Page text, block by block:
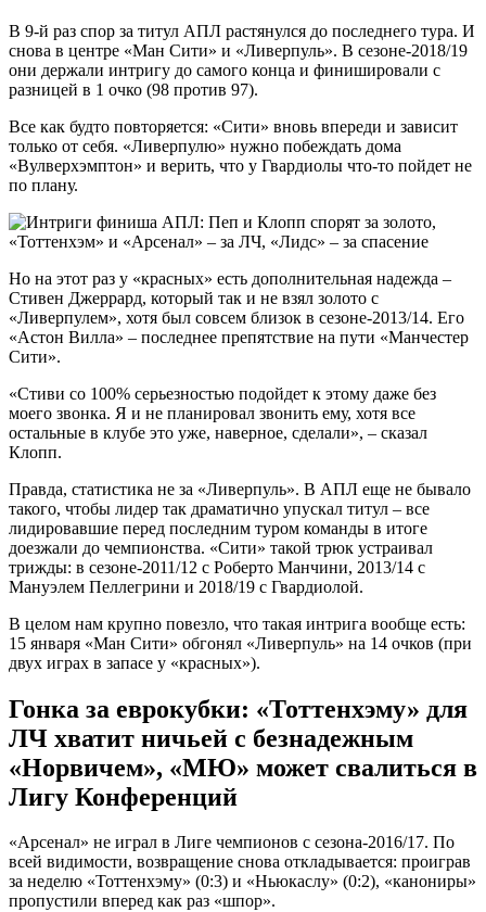
В 9-й раз спор за титул АПЛ растянулся до последнего тура. И
снова в центре «Ман Сити» и «Ливерпуль». В сезоне-2018/19
они держали интригу до самого конца и финишировали с
разницей в 1 очко (98 против 97).
Все как будто повторяется: «Сити» вновь впереди и зависит
только от себя. «Ливерпулю» нужно побеждать дома
«Вулверхэмптон» и верить, что у Гвардиолы что-то пойдет не
по плану.
Но на этот раз у «красных» есть дополнительная надежда –
Стивен Джеррард, который так и не взял золото с
«Ливерпулем», хотя был совсем близок в сезоне-2013/14. Его
«Астон Вилла» – последнее препятствие на пути «Манчестер
Сити».
«Стиви со 100% серьезностью подойдет к этому даже без
моего звонка. Я и не планировал звонить ему, хотя все
остальные в клубе это уже, наверное, сделали», – сказал
Клопп.
Правда, статистика не за «Ливерпуль». В АПЛ еще не бывало
такого, чтобы лидер так драматично упускал титул – все
лидировавшие перед последним туром команды в итоге
доезжали до чемпионства. «Сити» такой трюк устраивал
трижды: в сезоне-2011/12 с Роберто Манчини, 2013/14 с
Мануэлем Пеллегрини и 2018/19 с Гвардиолой.
В целом нам крупно повезло, что такая интрига вообще есть:
15 января «Ман Сити» обгонял «Ливерпуль» на 14 очков (при
двух играх в запасе у «красных»).
Гонка за еврокубки: «Тоттенхэму» для
ЛЧ хватит ничьей с безнадежным
«Норвичем», «МЮ» может свалиться в
Лигу Конференций
«Арсенал» не играл в Лиге чемпионов с сезона-2016/17. По
всей видимости, возвращение снова откладывается: проиграв
за неделю «Тоттенхэму» (0:3) и «Ньюкаслу» (0:2), «канониры»
пропустили вперед как раз «шпор».